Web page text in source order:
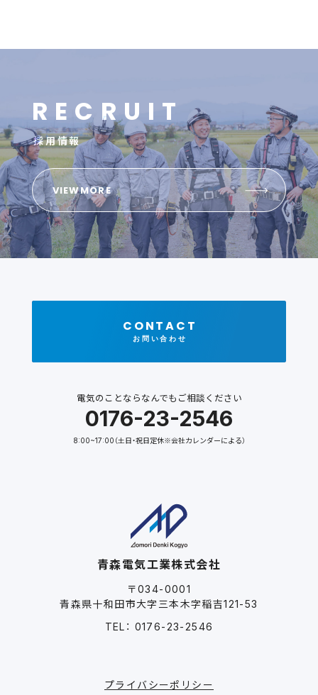
R E C R U I T
採用情報
VIEWMORE
青森電気工業株式会社
〒034-0001
青森県十和田市大字三本木字稲吉121-53
TEL： 0176-23-2546
CONTACT
お問い合わせ
電気のことならなんでもご相談ください
0176-23-2546
8:00~17:00（土日・祝日定休※会社カレンダーによる）
プライバシーポリシー